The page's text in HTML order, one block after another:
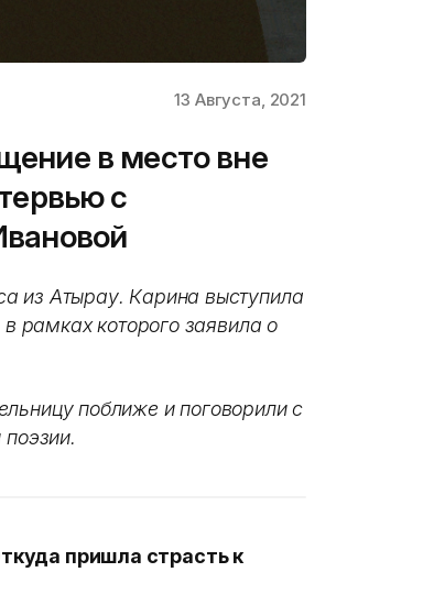
13 Августа, 2021
в место вне
с
из Атырау. Карина выступила
рамках которого заявила о
поближе и поговорили с
пришла страсть к